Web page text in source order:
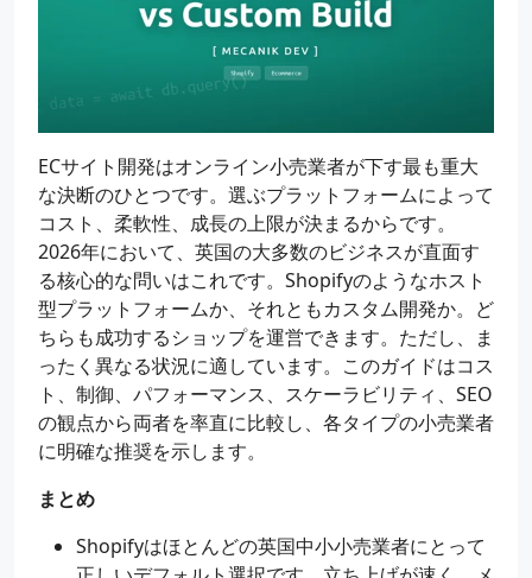
ECサイト開発はオンライン小売業者が下す最も重大
な決断のひとつです。選ぶプラットフォームによって
コスト、柔軟性、成長の上限が決まるからです。
2026年において、英国の大多数のビジネスが直面す
る核心的な問いはこれです。Shopifyのようなホスト
型プラットフォームか、それともカスタム開発か。ど
ちらも成功するショップを運営できます。ただし、ま
ったく異なる状況に適しています。このガイドはコス
ト、制御、パフォーマンス、スケーラビリティ、SEO
の観点から両者を率直に比較し、各タイプの小売業者
に明確な推奨を示します。
まとめ
Shopifyはほとんどの英国中小小売業者にとって